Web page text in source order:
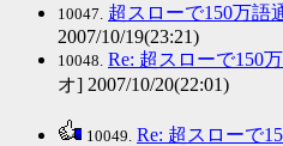
10047. 超スローで150万語
2007/10/19(23:21)
10048. Re: 超スローで150
オ] 2007/10/20(22:01)
10049. Re: 超スローで